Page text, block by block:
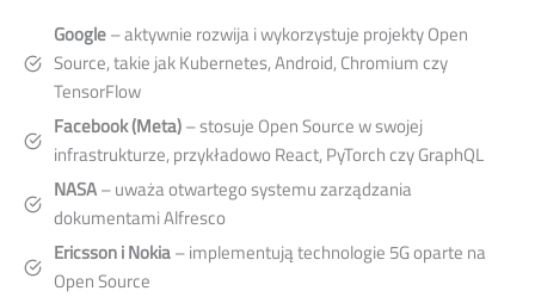
Google– aktywnie rozwija i wykorzystuje projekty Open
Source, takie jak Kubernetes, Android, Chromium czy
TensorFlow
Facebook (Meta)– stosuje Open Source w swojej
infrastrukturze, przykładowo React, PyTorch czy GraphQL
NASA– uważa otwartego systemu zarządzania
dokumentami Alfresco
Ericsson i Nokia– implementują technologie 5G oparte na
Open Source